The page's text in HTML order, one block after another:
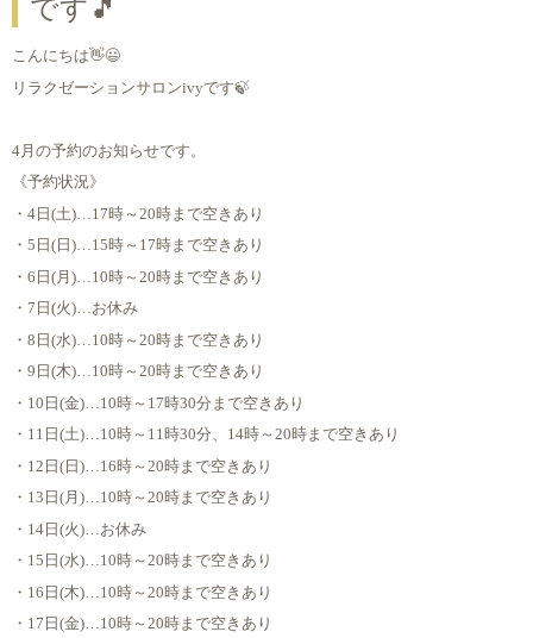
です🎵
こんにちは👋😃
リラクゼーションサロンivyです🍃
4月の予約のお知らせです。
《予約状況》
・4日(土)…17時～20時まで空きあり
・5日(日)…15時～17時まで空きあり
・6日(月)…10時～20時まで空きあり
・7日(火)…お休み
・8日(水)…10時～20時まで空きあり
・9日(木)…10時～20時まで空きあり
・10日(金)…10時～17時30分まで空きあり
・11日(土)…10時～11時30分、14時～20時まで空きあり
・12日(日)…16時～20時まで空きあり
・13日(月)…10時～20時まで空きあり
・14日(火)…お休み
・15日(水)…10時～20時まで空きあり
・16日(木)…10時～20時まで空きあり
・17日(金)…10時～20時まで空きあり